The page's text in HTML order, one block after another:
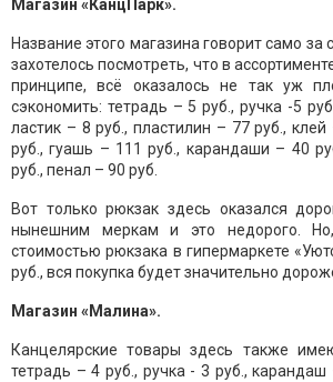
Магазин «КанцПарк».
Название этого магазина говорит само за
захотелось посмотреть, что в
принципе, всё оказалось не так уж
сэкономить: тетрадь – 5 руб., ручка -5
ластик – 8 руб., пластилин – 77 руб., клей
руб., гуашь – 111 руб., карандаши – 40
руб., пенал – 90 руб.
Вот только рюкзак здесь оказался
нынешним меркам и это недорого.
стоимостью рюкзака в гипермаркете
руб., вся покупка будет значительно
Магазин «Малина».
Канцелярские товары здесь также
тетрадь – 4 руб., ручка - 3 руб., карандаш